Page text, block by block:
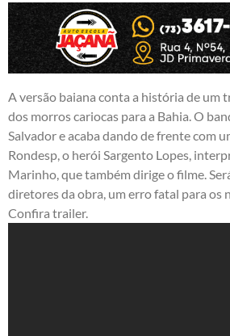
A versão baiana conta a história de um
dos morros cariocas para a Bahia. O
Salvador e acaba dando de frente com
Rondesp, o herói Sargento Lopes,
Marinho, que também dirige o filme.
diretores da obra, um erro fatal para os
Confira trailer.